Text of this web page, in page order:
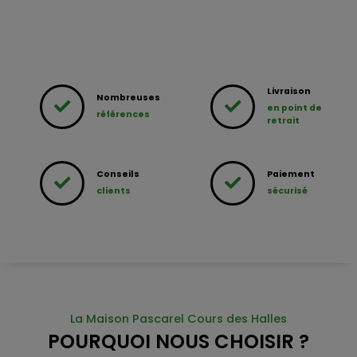
Nombreuses
références
Livraison
en point de
retrait
Conseils
clients
Paiement
sécurisé
La Maison Pascarel Cours des Halles
POURQUOI NOUS CHOISIR ?